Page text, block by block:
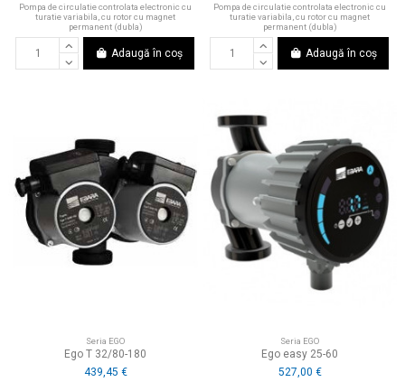
Pompa de circulatie controlata electronic cu
turatie variabila, cu rotor cu magnet
permanent (dubla)
Adaugă în coș
Pompa de circulatie controlata electronic cu
turatie variabila, cu rotor cu magnet
permanent (dubla)
Adaugă în coș
Seria EGO
Ego T 32/80-180
439,45 €
Seria EGO
Ego easy 25-60
527,00 €